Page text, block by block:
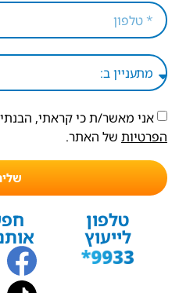
אני מאשר/ת כי קראתי,
הפרטיות של האתר.
טלפון
לייעוץ